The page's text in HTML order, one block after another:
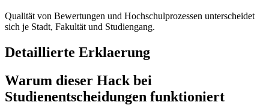
Qualität von Bewertungen und Hochschulprozessen unterscheidet
sich je Stadt, Fakultät und Studiengang.
Detaillierte Erklaerung
Warum dieser Hack bei
Studienentscheidungen funktioniert